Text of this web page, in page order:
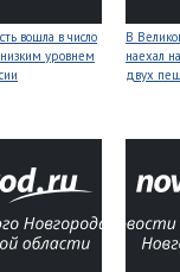
вошла в число
уровнем
В
наехал
двух